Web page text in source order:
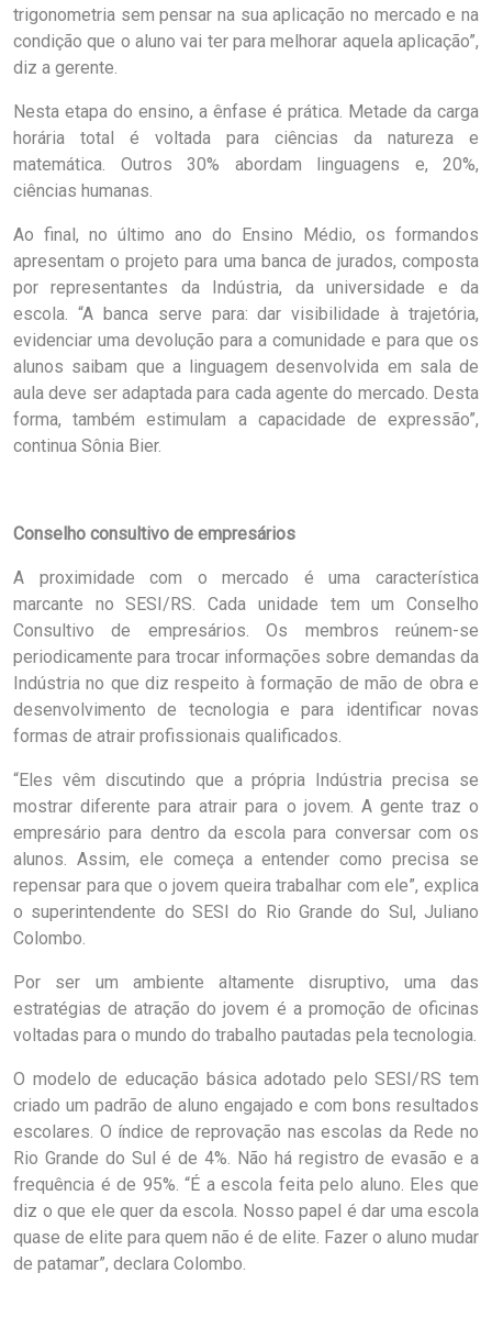
trigonometria sem pensar na sua aplicação no mercado e na
condição que o aluno vai ter para melhorar aquela aplicação”,
diz a gerente.
Nesta etapa do ensino, a ênfase é prática. Metade da carga
horária total é voltada para ciências da natureza e
matemática. Outros 30% abordam linguagens e, 20%,
ciências humanas.
Ao final, no último ano do Ensino Médio, os formandos
apresentam o projeto para uma banca de jurados, composta
por representantes da Indústria, da universidade e da
escola. “A banca serve para: dar visibilidade à trajetória,
evidenciar uma devolução para a comunidade e para que os
alunos saibam que a linguagem desenvolvida em sala de
aula deve ser adaptada para cada agente do mercado. Desta
forma, também estimulam a capacidade de expressão”,
continua Sônia Bier.
Conselho consultivo de empresários
A proximidade com o mercado é uma característica
marcante no SESI/RS. Cada unidade tem um Conselho
Consultivo de empresários. Os membros reúnem-se
periodicamente para trocar informações sobre demandas da
Indústria no que diz respeito à formação de mão de obra e
desenvolvimento de tecnologia e para identificar novas
formas de atrair profissionais qualificados.
“Eles vêm discutindo que a própria Indústria precisa se
mostrar diferente para atrair para o jovem. A gente traz o
empresário para dentro da escola para conversar com os
alunos. Assim, ele começa a entender como precisa se
repensar para que o jovem queira trabalhar com ele”, explica
o superintendente do SESI do Rio Grande do Sul, Juliano
Colombo.
Por ser um ambiente altamente disruptivo, uma das
estratégias de atração do jovem é a promoção de oficinas
voltadas para o mundo do trabalho pautadas pela tecnologia.
O modelo de educação básica adotado pelo SESI/RS tem
criado um padrão de aluno engajado e com bons resultados
escolares. O índice de reprovação nas escolas da Rede no
Rio Grande do Sul é de 4%. Não há registro de evasão e a
frequência é de 95%. “É a escola feita pelo aluno. Eles que
diz o que ele quer da escola. Nosso papel é dar uma escola
quase de elite para quem não é de elite. Fazer o aluno mudar
de patamar”, declara Colombo.